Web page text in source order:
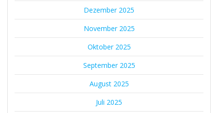
Dezember 2025
November 2025
Oktober 2025
September 2025
August 2025
Juli 2025